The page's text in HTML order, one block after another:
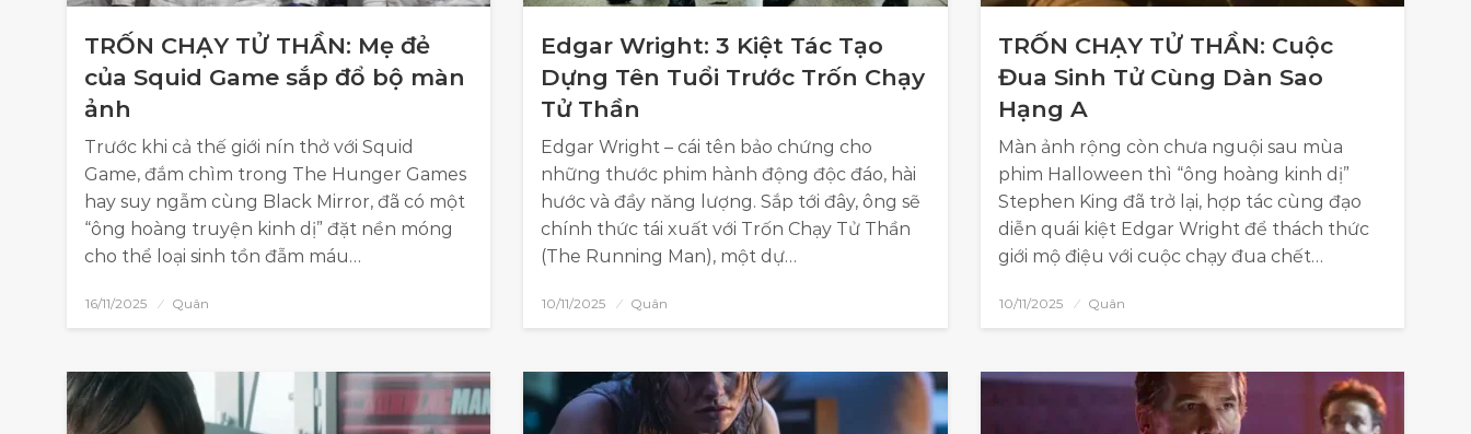
TRỐN CHẠY TỬ THẦN: Mẹ đẻ
của Squid Game sắp đổ bộ màn
ảnh
Trước khi cả thế giới nín thở với Squid
Game, đắm chìm trong The Hunger Games
hay suy ngẫm cùng Black Mirror, đã có một
“ông hoàng truyện kinh dị” đặt nền móng
cho thể loại sinh tồn đẫm máu…
16/11/2025 Quân
Edgar Wright: 3 Kiệt Tác Tạo
Dựng Tên Tuổi Trước Trốn Chạy
Tử Thần
Edgar Wright – cái tên bảo chứng cho
những thước phim hành động độc đáo, hài
hước và đầy năng lượng. Sắp tới đây, ông sẽ
chính thức tái xuất với Trốn Chạy Tử Thần
(The Running Man), một dự…
10/11/2025 Quân
TRỐN CHẠY TỬ THẦN: Cuộc
Đua Sinh Tử Cùng Dàn Sao
Hạng A
Màn ảnh rộng còn chưa nguội sau mùa
phim Halloween thì “ông hoàng kinh dị”
Stephen King đã trở lại, hợp tác cùng đạo
diễn quái kiệt Edgar Wright để thách thức
giới mộ điệu với cuộc chạy đua chết…
10/11/2025 Quân